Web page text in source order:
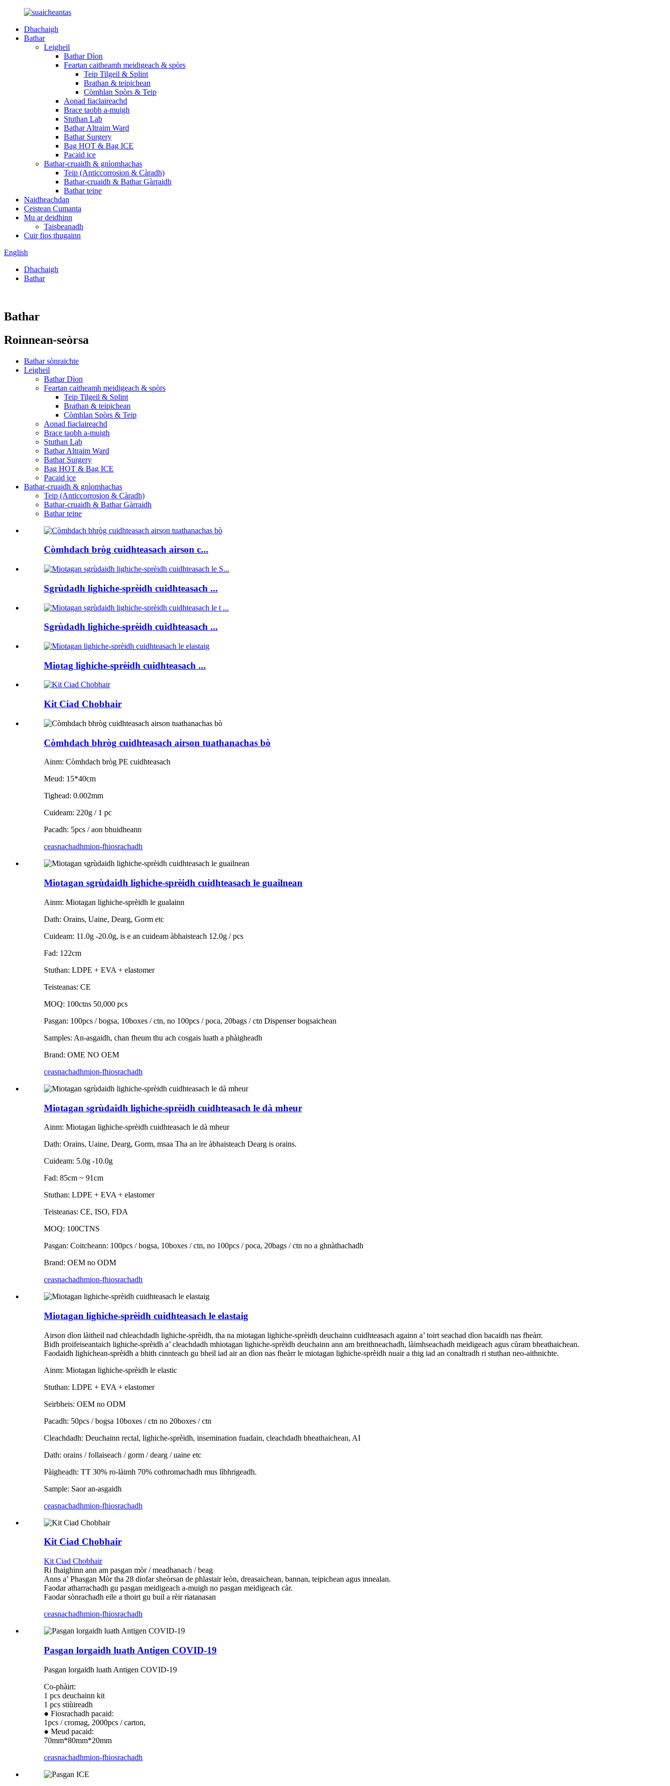
Dhachaigh
Bathar
Leigheil
Bathar Dìon
Feartan caitheamh meidigeach & spòrs
Teip Tilgeil & Splint
Brathan & teipichean
Còmhlan Spòrs & Teip
Aonad fiaclaireachd
Brace taobh a-muigh
Stuthan Lab
Bathar Altraim Ward
Bathar Surgery
Bag HOT & Bag ICE
Pacaid ice
Bathar-cruaidh & gnìomhachas
Teip (Anticcorrosion & Càradh)
Bathar-cruaidh & Bathar Gàrraidh
Bathar teine
Naidheachdan
Ceistean Cumanta
Mu ar deidhinn
Taisbeanadh
Cuir fios thugainn
English
Dhachaigh
Bathar
Bathar
Roinnean-seòrsa
Bathar sònraichte
Leigheil
Bathar Dìon
Feartan caitheamh meidigeach & spòrs
Teip Tilgeil & Splint
Brathan & teipichean
Còmhlan Spòrs & Teip
Aonad fiaclaireachd
Brace taobh a-muigh
Stuthan Lab
Bathar Altraim Ward
Bathar Surgery
Bag HOT & Bag ICE
Pacaid ice
Bathar-cruaidh & gnìomhachas
Teip (Anticcorrosion & Càradh)
Bathar-cruaidh & Bathar Gàrraidh
Bathar teine
Còmhdach bròg cuidhteasach airson c...
Sgrùdadh lighiche-sprèidh cuidhteasach ...
Sgrùdadh lighiche-sprèidh cuidhteasach ...
Miotag lighiche-sprèidh cuidhteasach ...
Kit Ciad Chobhair
Còmhdach bhròg cuidhteasach airson tuathanachas bò
Ainm: Còmhdach bròg PE cuidhteasach
Meud: 15*40cm
Tighead: 0.002mm
Cuideam: 220g / 1 pc
Pacadh: 5pcs / aon bhuidheann
ceasnachadhmion-fhiosrachadh
Miotagan sgrùdaidh lighiche-sprèidh cuidhteasach le guailnean
Ainm: Miotagan lighiche-sprèidh le gualainn
Dath: Orains, Uaine, Dearg, Gorm etc
Cuideam: 11.0g -20.0g, is e an cuideam àbhaisteach 12.0g / pcs
Fad: 122cm
Stuthan: LDPE + EVA + elastomer
Teisteanas: CE
MOQ: 100ctns 50,000 pcs
Pasgan: 100pcs / bogsa, 10boxes / ctn, no 100pcs / poca, 20bags / ctn Dispenser bogsaichean
Samples: An-asgaidh, chan fheum thu ach cosgais luath a phàigheadh
Brand: OME NO OEM
ceasnachadhmion-fhiosrachadh
Miotagan sgrùdaidh lighiche-sprèidh cuidhteasach le dà mheur
Ainm: Miotagan lighiche-sprèidh cuidhteasach le dà mheur
Dath: Orains, Uaine, Dearg, Gorm, msaa Tha an ìre àbhaisteach Dearg is orains.
Cuideam: 5.0g -10.0g
Fad: 85cm ~ 91cm
Stuthan: LDPE + EVA + elastomer
Teisteanas: CE, ISO, FDA
MOQ: 100CTNS
Pasgan: Coitcheann: 100pcs / bogsa, 10boxes / ctn, no 100pcs / poca, 20bags / ctn no a ghnàthachadh
Brand: OEM no ODM
ceasnachadhmion-fhiosrachadh
Miotagan lighiche-sprèidh cuidhteasach le elastaig
Airson dìon làitheil nad chleachdadh lighiche-sprèidh, tha na miotagan lighiche-sprèidh deuchainn cuidhteasach againn a’ toirt seachad dìon bacaidh nas fheàrr.
Bidh proifeiseantaich lighiche-sprèidh a’ cleachdadh mhiotagan lighiche-sprèidh deuchainn ann am breithneachadh, làimhseachadh meidigeach agus cùram bheathaichean.
Faodaidh lighichean-sprèidh a bhith cinnteach gu bheil iad air an dìon nas fheàrr le miotagan lighiche-sprèidh nuair a thig iad an conaltradh ri stuthan neo-aithnichte.
Ainm: Miotagan lighiche-sprèidh le elastic
Stuthan: LDPE + EVA + elastomer
Seirbheis: OEM no ODM
Pacadh: 50pcs / bogsa 10boxes / ctn no 20boxes / ctn
Cleachdadh: Deuchainn rectal, lighiche-sprèidh, insemination fuadain, cleachdadh bheathaichean, AI
Dath: orains / follaiseach / gorm / dearg / uaine etc
Pàigheadh: TT 30% ro-làimh 70% cothromachadh mus lìbhrigeadh.
Sample: Saor an-asgaidh
ceasnachadhmion-fhiosrachadh
Kit Ciad Chobhair
Kit Ciad Chobhair
Ri fhaighinn ann am pasgan mòr / meadhanach / beag
Anns a’ Phasgan Mòr tha 28 diofar sheòrsan de phlastair leòn, dreasaichean, bannan, teipichean agus innealan.
Faodar atharrachadh gu pasgan meidigeach a-muigh no pasgan meidigeach càr.
Faodar sònrachadh eile a thoirt gu buil a rèir riatanasan
ceasnachadhmion-fhiosrachadh
Pasgan lorgaidh luath Antigen COVID-19
Pasgan lorgaidh luath Antigen COVID-19
Co-phàirt:
1 pcs deuchainn kit
1 pcs stiùireadh
● Fiosrachadh pacaid:
1pcs / cromag, 2000pcs / carton,
● Meud pacaid:
70mm*80mm*20mm
ceasnachadhmion-fhiosrachadh